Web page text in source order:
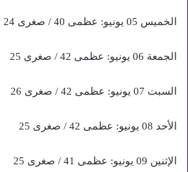
الخميس 05 يونيو: عظمى 40 / صغرى 24
الجمعة 06 يونيو: عظمى 42 / صغرى 25
السبت 07 يونيو: عظمى 42 / صغرى 26
الأحد 08 يونيو: عظمى 42 / صغرى 25
الإثنين 09 يونيو: عظمى 41 / صغرى 25